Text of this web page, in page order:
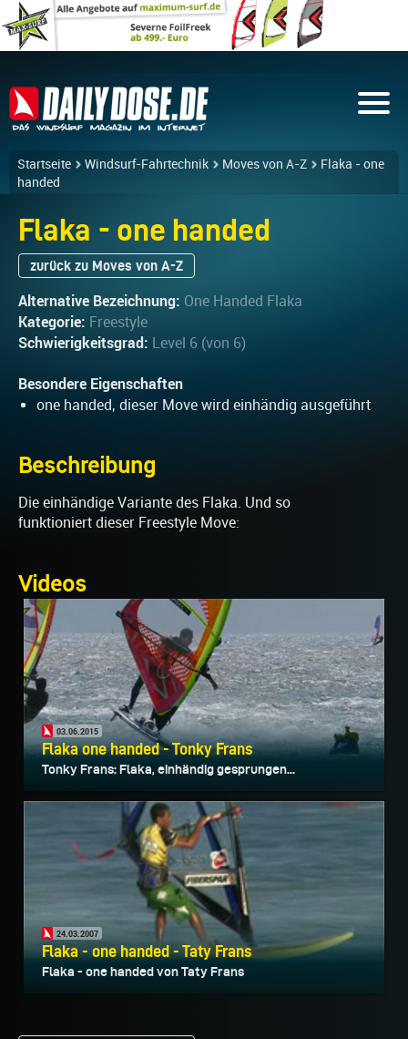
Startseite Windsurf-Fahrtechnik Moves von A-Z
Flaka - one
handed
Flaka - one handed
zurück zu Moves von A-Z
Alternative Bezeichnung: One Handed Flaka
Kategorie: Freestyle
Schwierigkeitsgrad: Level 6 (von 6)
Besondere Eigenschaften
one handed, dieser Move wird einhändig ausgeführt
Beschreibung
Die einhändige Variante des Flaka. Und so
funktioniert dieser Freestyle Move:
Videos
03.06.2015
Flaka one handed - Tonky Frans
Tonky Frans: Flaka, einhändig gesprungen...
24.03.2007
Flaka - one handed - Taty Frans
Flaka - one handed von Taty Frans